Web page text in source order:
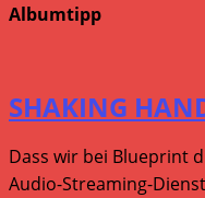
Albumtipp
SHAKING
Dass wir bei Blueprint
Audio-Streaming-